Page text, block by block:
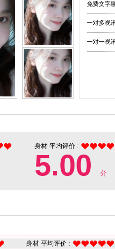
免费文字
一对多视
一对一视
身材 平均评价 :
5.00 分
身材 平均评价 :